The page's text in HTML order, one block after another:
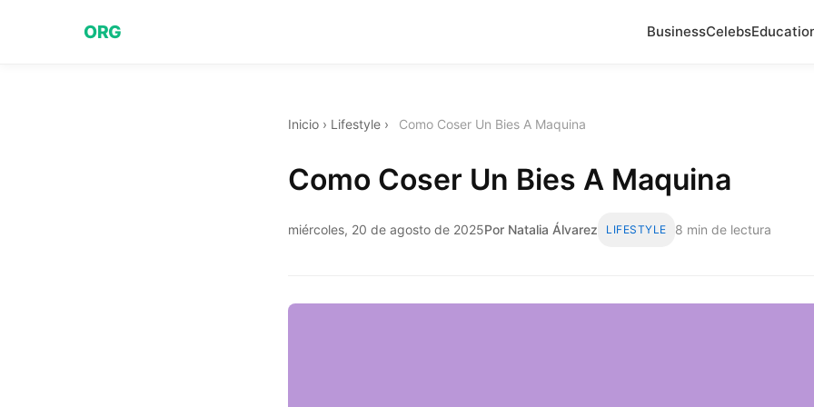
ORG BusinessCelebs
Inicio › Lifestyle › Como Coser Un Bies A Maquina
Como Coser Un Bies A Maquina
miércoles, 20 de agosto de 2025Por Natalia Álvarez LIFESTYLE 8 min de lectura